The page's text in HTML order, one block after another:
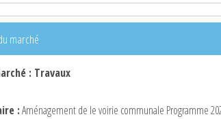
marché
: Travaux
:Aménagement de le voirie communale Programme